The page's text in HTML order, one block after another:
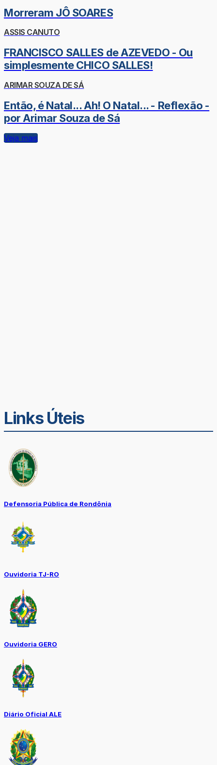
Morreram JÔ SOARES
ASSIS CANUTO
FRANCISCO SALLES de AZEVEDO - Ou
simplesmente CHICO SALLES!
ARIMAR SOUZA DE SÁ
Então, é Natal... Ah! O Natal... - Reflexão -
por Arimar Souza de Sá
Veja mais
Links Úteis
Defensoria Pública de Rondônia
Ouvidoria TJ-RO
Ouvidoria GERO
Diário Oficial ALE